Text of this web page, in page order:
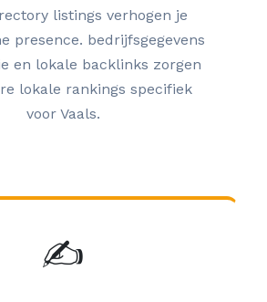
listings verhogen je
presence. bedrijfsgegevens
en lokale backlinks zorgen
lokale rankings specifiek
voor Vaals.
✍️